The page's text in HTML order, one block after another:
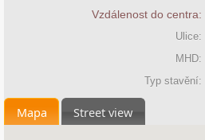
Vzdálenost do centra:
Ulice:
MHD:
Typ stavění:
Mapa Street view